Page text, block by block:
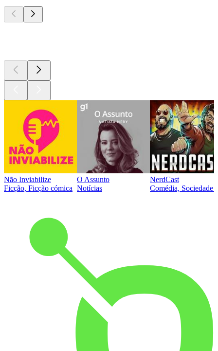
Não Inviabilize
Ficção, Ficção cómica
O Assunto
Notícias
NerdCast
Comédia, Sociedade